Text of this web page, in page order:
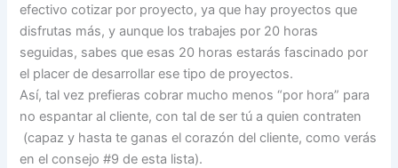
efectivo cotizar por proyecto, ya que hay proyectos que
disfrutas más, y aunque los trabajes por 20 horas
seguidas, sabes que esas 20 horas estarás fascinado por
el placer de desarrollar ese tipo de proyectos.
Así, tal vez prefieras cobrar mucho menos “por hora” para
no espantar al cliente, con tal de ser tú a quien contraten
(capaz y hasta te ganas el corazón del cliente, como verás
en el consejo #9 de esta lista).